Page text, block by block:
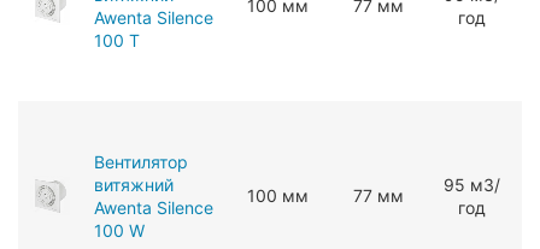
Awenta Silence
100 T
100 мм 77 мм
год
Вентилятор
витяжний
Awenta Silence
100 W
100 мм 77 мм
95 мЗ/
год